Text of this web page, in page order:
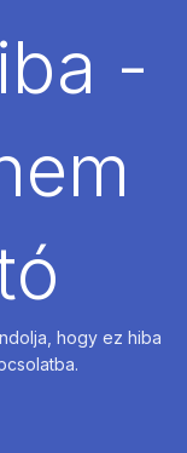
-
hogy ez hiba